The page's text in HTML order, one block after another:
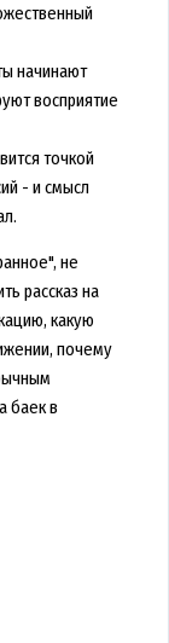
начинают
восприятие
точкой
- и смысл
не
рассказ на
какую
почему
баек в